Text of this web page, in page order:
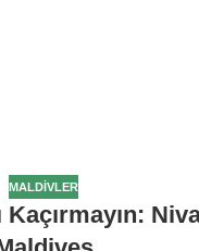
MALDIVLER
Kaçırmayın: